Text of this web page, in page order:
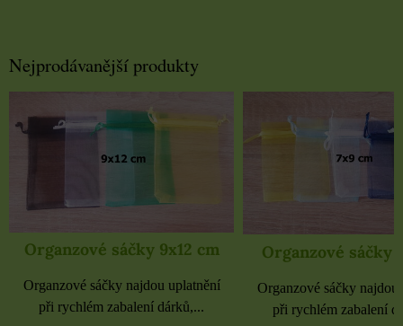
Nejprodávanější produkty
Organzové sáčky 9x12 cm
Organzové sáčky najdou uplatnění
při rychlém zabalení dárků,...
Organzové sáčky
Organzové sáčky najdou
při rychlém zabalení